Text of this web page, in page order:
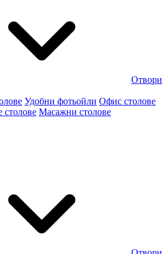
Отвори
Удобни фотьойли Офис столове
Масажни столове